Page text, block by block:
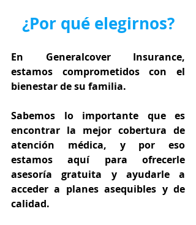
¿Por qué elegirnos?
En Generalcover Insurance,
estamos comprometidos con el
bienestar de su familia.
Sabemos lo importante que es
encontrar la mejor cobertura de
atención médica, y por eso
estamos aquí para ofrecerle
asesoría gratuita y ayudarle a
acceder a planes asequibles y de
calidad.